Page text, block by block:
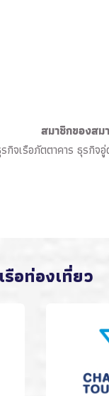
สมาชิกของสม
กิจเรือภัตตาคาร ธุรกิ
รือท่องเที่ยว